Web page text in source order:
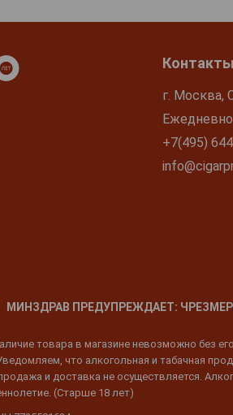
Контакты
г. Москва,
Ежедневно
+7(495)
МИНЗДРАВ ПРЕДУПРЕЖДАЕТ:
товара в магазине невозможно без
что алкогольная и табачная
и доставка не осуществляется.
(Старше 18 лет)